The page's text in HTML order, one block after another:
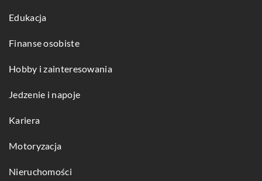
Edukacja
Finanse osobiste
Hobby i zainteresowania
Jedzenie i napoje
Kariera
Motoryzacja
Nieruchomości